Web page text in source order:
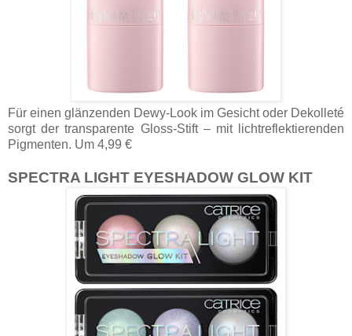
Für einen glänzenden Dewy-Look im Gesicht oder Dekolleté
sorgt der transparente Gloss-Stift – mit lichtreflektierenden
Pigmenten. Um 4,99 €
SPECTRA LIGHT EYESHADOW GLOW KIT